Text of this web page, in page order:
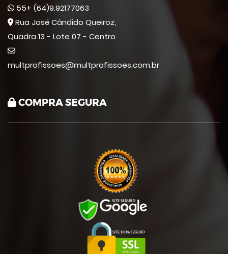
55+ (64)9.92177063
Rua José Cândido Queiroz,
Quadra 13 - Lote 07 - Centro
multprofissoes@multprofissoes.com.br
COMPRA SEGURA